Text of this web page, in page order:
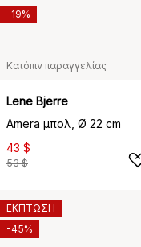
Κατόπιν παραγγελίας
Lene Bjerre
Amera μπολ, Ø 22 cm
43 $
53 $
-19%
ΕΚΠΤΩΣΗ
-45%